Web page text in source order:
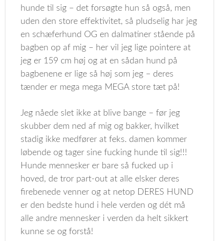
hunde til sig – det forsøgte hun så også, men
uden den store effektivitet, så pludselig har jeg
en schæferhund OG en dalmatiner stående på
bagben op af mig – her vil jeg lige pointere at
jeg er 159 cm høj og at en sådan hund på
bagbenene er lige så høj som jeg – deres
tænder er mega mega MEGA store tæt på!
Jeg nåede slet ikke at blive bange – før jeg
skubber dem ned af mig og bakker, hvilket
stadig ikke medfører at feks. damen kommer
løbende og tager sine fucking hunde til sig!!!
Hunde mennesker er bare så fucked up i
hoved, de tror part-out at alle elsker deres
firebenede venner og at netop DERES HUND
er den bedste hund i hele verden og dét må
alle andre mennesker i verden da helt sikkert
kunne se og forstå!